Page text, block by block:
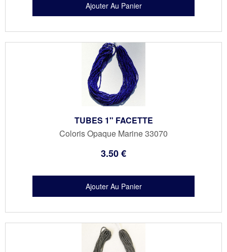
TUBES 1" FACETTE
Coloris Opaque Marine 33070
3.50€